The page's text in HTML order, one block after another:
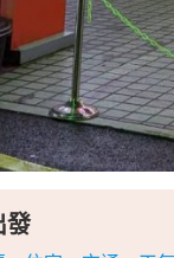
發